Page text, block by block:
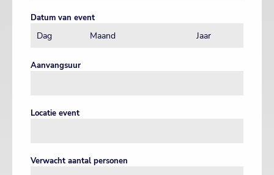
Datum van event
Aanvangsuur
Locatie event
Verwacht aantal personen